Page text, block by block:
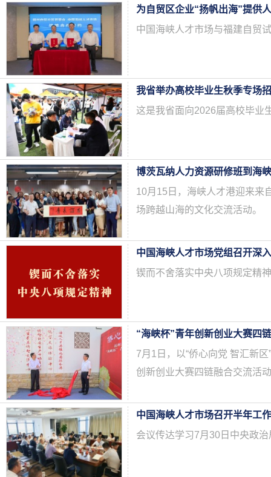
中国海峡人才市场与福建自贸
我省举办高校毕业生秋季专场
这是我省面向2026届高校毕业
博茨瓦纳人力资源研修班到海
10月15日，海峡人才港迎来来
场跨越山海的文化交流活动。
中国海峡人才市场党组召开深
锲而不舍落实中央八项规定精神
7月1日，以“侨心向党 智汇新
创新创业大赛四链融合交流活
中国海峡人才市场召开半年工
会议传达学习7月30日中央政